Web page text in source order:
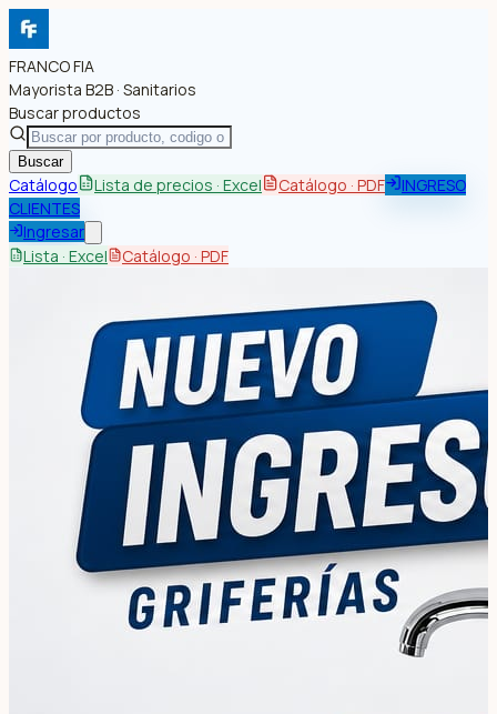
FRANCO FIA
Mayorista B2B · Sanitarios
Buscar productos
Buscar
Catálogo Lista de precios · Excel Catálogo · PDF
INGRESO
CLIENTES
Ingresar
Lista · Excel
Catálogo · PDF